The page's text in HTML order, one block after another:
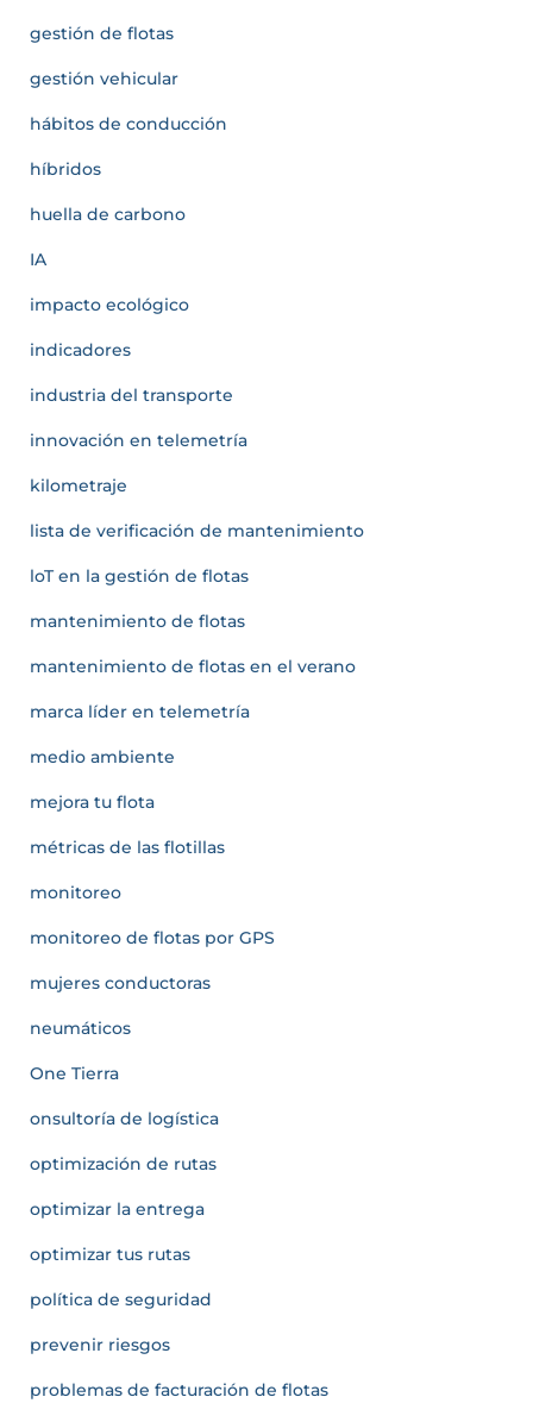
gestión de flotas
gestión vehicular
hábitos de conducción
híbridos
huella de carbono
IA
impacto ecológico
indicadores
industria del transporte
innovación en telemetría
kilometraje
lista de verificación de mantenimiento
loT en la gestión de flotas
mantenimiento de flotas
mantenimiento de flotas en el verano
marca líder en telemetría
medio ambiente
mejora tu flota
métricas de las flotillas
monitoreo
monitoreo de flotas por GPS
mujeres conductoras
neumáticos
One Tierra
onsultoría de logística
optimización de rutas
optimizar la entrega
optimizar tus rutas
política de seguridad
prevenir riesgos
problemas de facturación de flotas